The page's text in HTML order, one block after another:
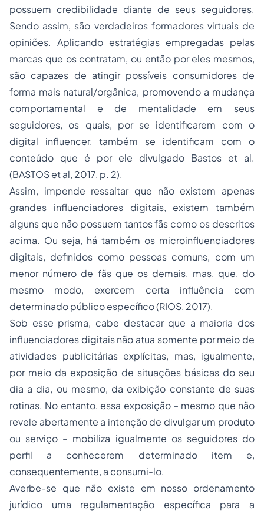
possuem credibilidade diante de seus seguidores.
Sendo assim, são verdadeiros formadores virtuais de
opiniões. Aplicando estratégias empregadas pelas
marcas que os contratam, ou então por eles mesmos,
são capazes de atingir possíveis consumidores de
forma mais natural/orgânica, promovendo a mudança
comportamental e de mentalidade em seus
seguidores, os quais, por se identificarem com o
digital influencer, também se identificam com o
conteúdo que é por ele divulgado Bastos et al.
(BASTOSet al, 2017, p. 2).
Assim, impende ressaltar que não existem apenas
grandes influenciadores digitais, existem também
alguns que não possuem tantos fãs como os descritos
acima. Ou seja, há também os microinfluenciadores
digitais, definidos como pessoas comuns, com um
menor número de fãs que os demais, mas, que, do
mesmo modo, exercem certa influência com
determinado público específico (RIOS, 2017).
Sob esse prisma, cabe destacar que a maioria dos
influenciadores digitais não atua somente por meio de
atividades publicitárias explícitas, mas, igualmente,
por meio da exposição de situações básicas do seu
dia a dia, ou mesmo, da exibição constante de suas
rotinas. No entanto, essa exposição – mesmo que não
revele abertamente a intenção de divulgar um produto
ou serviço – mobiliza igualmente os seguidores do
perfil a conhecerem determinado item e,
consequentemente, a consumi-lo.
Averbe-se que não existe em nosso ordenamento
jurídico uma regulamentação específica para a